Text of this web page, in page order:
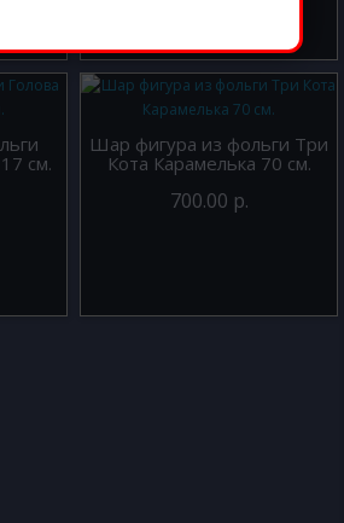
см.
Шар фигура из фольги Три
Кота Карамелька 70 см.
700.00 р.